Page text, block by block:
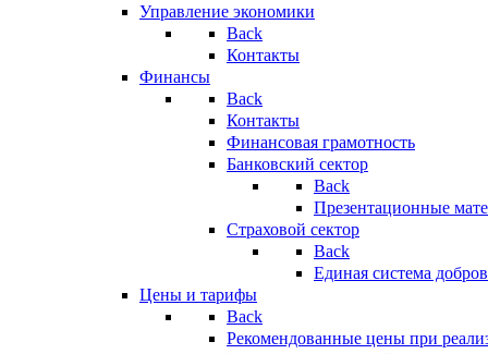
Управление экономики
Back
Контакты
Финансы
Back
Контакты
Финансовая грамотность
Банковский сектор
Back
Презентационные
Страховой сектор
Back
Единая система
Цены и тарифы
Back
Рекомендованные цены при